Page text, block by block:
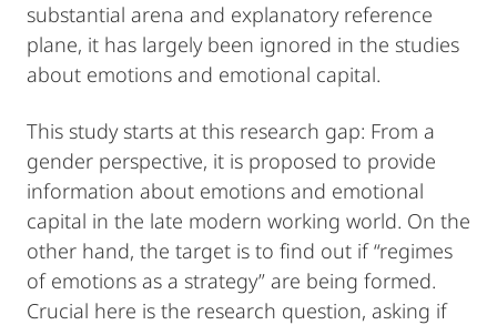
substantial arena and explanatory reference
plane, it has largely been ignored in the studies
about emotions and emotional capital.
This study starts at this research gap: From a
gender perspective, it is proposed to provide
information about emotions and emotional
capital in the late modern working world. On the
other hand, the target is to find out if “regimes
of emotions as a strategy” are being formed.
Crucial here is the research question, asking if